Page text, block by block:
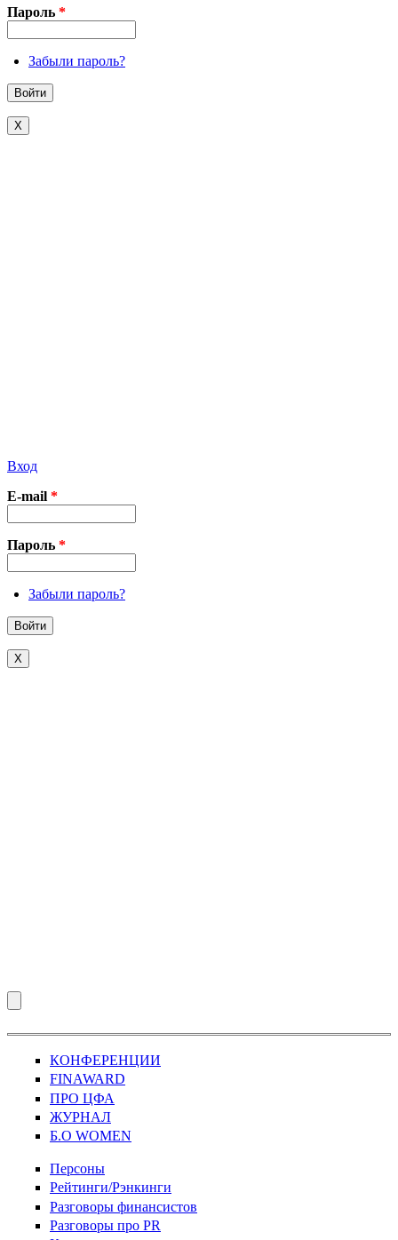
X
Пароль *
Забыли пароль?
X
Вход
E-mail *
Пароль *
Забыли пароль?
X
КОНФЕРЕНЦИИ
FINAWARD
ПРО ЦФА
ЖУРНАЛ
Б.О WOMEN
Персоны
Рейтинги/Рэнкинги
Разговоры финансистов
Разговоры про PR